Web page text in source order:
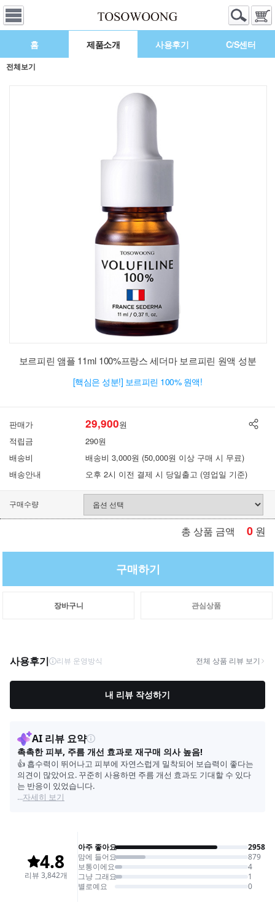
홈 제품소개 사용후기 C/S센터
전체보기
보르피린 앰플 11ml 100%프랑스 세더마 보르피린 원액 성분
[핵심은 성분!] 보르피린 100% 원액!
판매가 29,900원
적립금
290원
배송비
배송비 3,000원 (50,000원 이상 구매 시 무료)
배송안내
오후 2시 이전 결제 시 당일출고 (영업일 기준)
구매수량
총 상품 금액 0 원
구매하기
장바구니 관심상품